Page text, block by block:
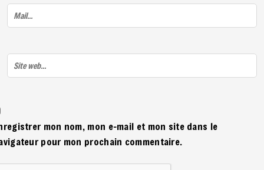
mon nom, mon e-mail et mon site dans le
pour mon prochain commentaire.